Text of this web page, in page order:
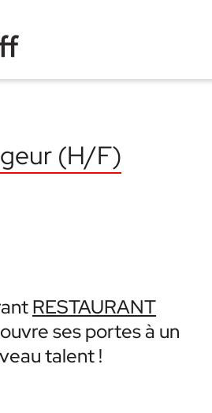
(H/F)
RESTAURANT
ouvre ses portes à un
talent !